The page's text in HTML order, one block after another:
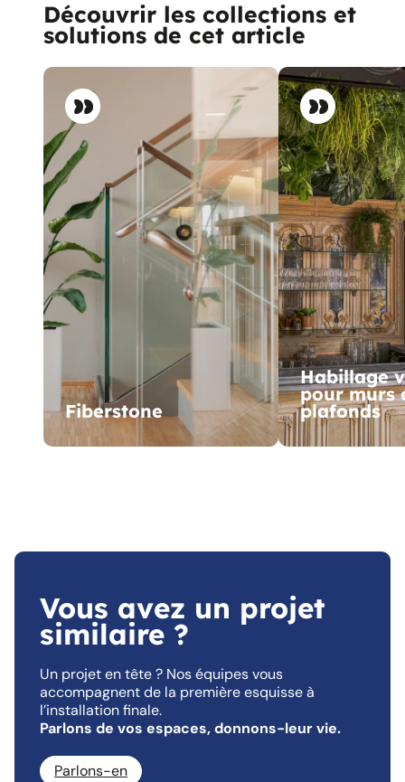
Découvrir les collections et
solutions de cet article
Fiberstone
Habillage
pour murs
plafonds
Vous avez un projet
similaire ?
Un projet en tête ? Nos équipes vous
accompagnent de la première esquisse à
l’installation finale.
Parlons de vos espaces, donnons-leur vie.
Parlons-en